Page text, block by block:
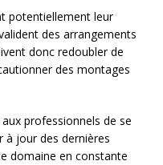
potentiellement leur
des arrangements
donc redoubler de
des montages
professionnels de se
jour des dernières
domaine en constante